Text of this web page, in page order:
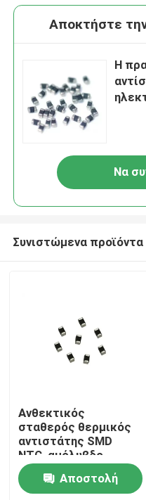
Προϊόντα
βίντεο
Αποκτήστε
Η
Να
Συνιστώμενα προϊόντα
Ανθεκτικός
σταθερός θερμικός
αντιστάτης SMD
NTC, αμόλυβδο
Varistor NTC
Αποστολή